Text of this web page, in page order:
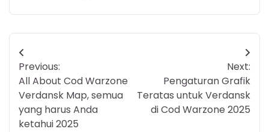
Post
navigation
Previous:
All About Cod Warzone
Verdansk Map, semua
yang harus Anda
ketahui 2025
Next:
Pengaturan Grafik
Teratas untuk Verdansk
di Cod Warzone 2025